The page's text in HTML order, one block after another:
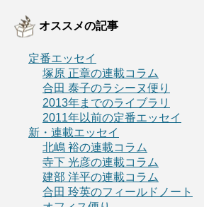
オススメの記事
定番エッセイ
塚原 正章の連載コラム
合田 泰子のラシーヌ便り
2013年までのライブラリ
2011年以前の定番エッセイ
新・連載エッセイ
北嶋 裕の連載コラム
寺下 光彦の連載コラム
建部 洋平の連載コラム
合田 玲英のフィールドノート